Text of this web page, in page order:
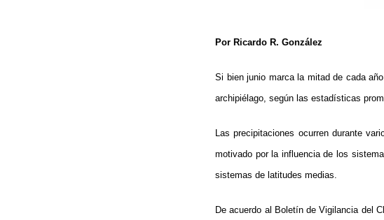
Por Ricardo R. González
Si bien junio marca la mitad de cada
archipiélago, según las estadísticas
Las precipitaciones ocurren durante
motivado por la influencia de los
sistemas de latitudes medias.
De acuerdo al Boletín de Vigilancia del